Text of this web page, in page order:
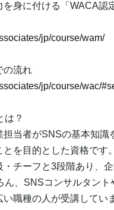
を身に付ける「WACA認
jp/course/wam/
の流れ
jp/course/wac/
は？
担当者がSNSの基本知識
を目的とした資格です。
チーフと3段階あり、企
ん、SNSコンサルタント
職種の人が受講してい